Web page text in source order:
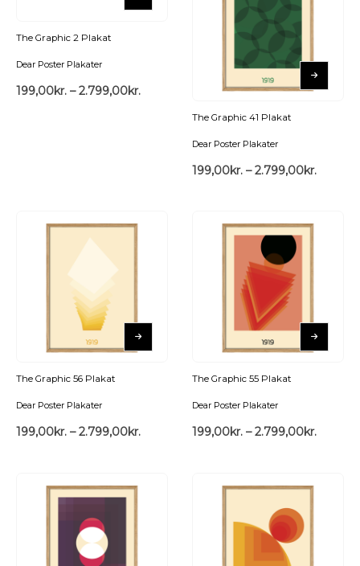
The Graphic 2 Plakat
Dear Poster Plakater
199,00kr. – 2.799,00kr.
The Graphic 41 Plakat
Dear Poster Plakater
199,00kr. – 2.799,00kr.
The Graphic 56 Plakat
Dear Poster Plakater
199,00kr. – 2.799,00kr.
The Graphic 55 Plakat
Dear Poster Plakater
199,00kr. – 2.799,00kr.